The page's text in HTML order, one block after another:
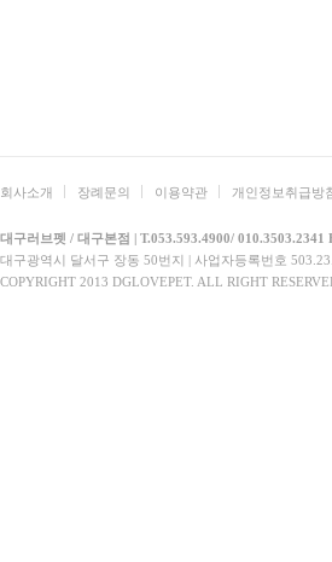
회사소개 장례문의 이용약관 개인정보취급방
대구러브펫 / 대구본점 | T.053.593.4900/ 010.3503.2341
대구광역시 달서구 장동 50번지 | 사업자등록번호
COPYRIGHT 2013 DGLOVEPET. ALL RIGHT